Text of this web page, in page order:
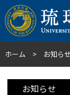
ホーム お知らせ
お知らせ